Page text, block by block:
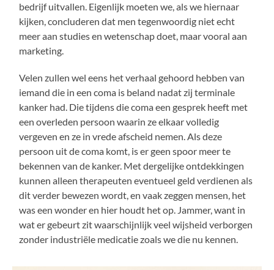
bedrijf uitvallen. Eigenlijk moeten we, als we hiernaar
kijken, concluderen dat men tegenwoordig niet echt
meer aan studies en wetenschap doet, maar vooral aan
marketing.
Velen zullen wel eens het verhaal gehoord hebben van
iemand die in een coma is beland nadat zij terminale
kanker had. Die tijdens die coma een gesprek heeft met
een overleden persoon waarin ze elkaar volledig
vergeven en ze in vrede afscheid nemen. Als deze
persoon uit de coma komt, is er geen spoor meer te
bekennen van de kanker. Met dergelijke ontdekkingen
kunnen alleen therapeuten eventueel geld verdienen als
dit verder bewezen wordt, en vaak zeggen mensen, het
was een wonder en hier houdt het op. Jammer, want in
wat er gebeurt zit waarschijnlijk veel wijsheid verborgen
zonder industriële medicatie zoals we die nu kennen.